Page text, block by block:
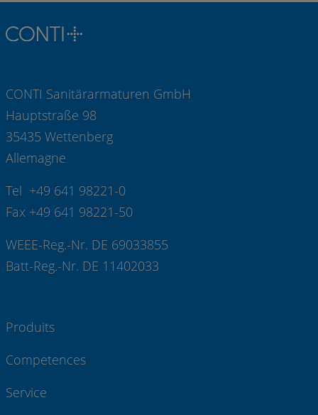
CONTI Sanitärarmaturen GmbH
Hauptstraße 98
35435 Wettenberg
Allemagne
Tel +49 641 98221-0
Fax +49 641 98221-50
WEEE-Reg.-Nr. DE 69033855
Batt-Reg.-Nr. DE 11402033
Produits
Competences
Service